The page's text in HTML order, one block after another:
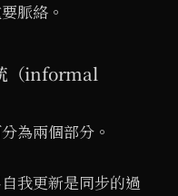
脈絡。
（informal
為兩個部分。
我更新是同步的過